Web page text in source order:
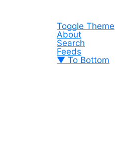
Toggle Theme
About
Search
Feeds
▼ To Bottom